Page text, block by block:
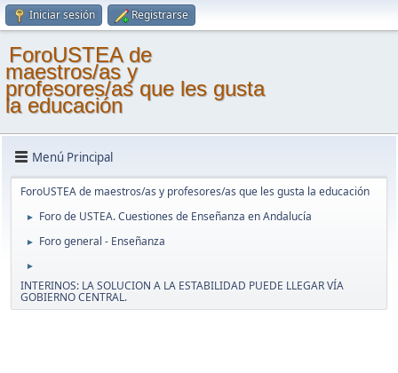
Iniciar sesión Registrarse
ForoUSTEA de
maestros/as y
profesores/as que les gusta
la educación
Menú Principal
ForoUSTEA de maestros/as y profesores/as que les gusta la educación
► Foro de USTEA. Cuestiones de Enseñanza en Andalucía
► Foro general - Enseñanza
►
INTERINOS: LA SOLUCION A LA ESTABILIDAD PUEDE LLEGAR VÍA
GOBIERNO CENTRAL.